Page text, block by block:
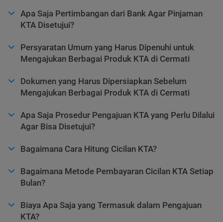
Apa Saja Pertimbangan dari Bank Agar Pinjaman
KTA Disetujui?
Persyaratan Umum yang Harus Dipenuhi untuk
Mengajukan Berbagai Produk KTA di Cermati
Dokumen yang Harus Dipersiapkan Sebelum
Mengajukan Berbagai Produk KTA di Cermati
Apa Saja Prosedur Pengajuan KTA yang Perlu Dilalui
Agar Bisa Disetujui?
Bagaimana Cara Hitung Cicilan KTA?
Bagaimana Metode Pembayaran Cicilan KTA Setiap
Bulan?
Biaya Apa Saja yang Termasuk dalam Pengajuan
KTA?